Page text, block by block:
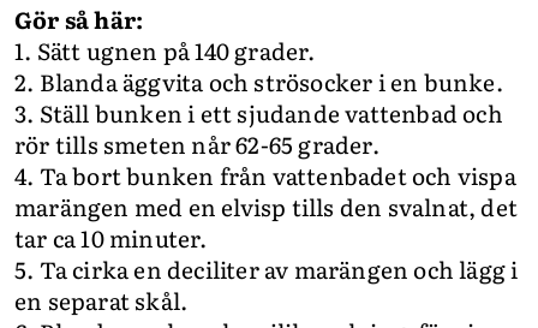
Gör så här:
1. Sätt ugnen på 140 grader.
2. Blanda äggvita och strösocker i en bunke.
3. Ställ bunken i ett sjudande vattenbad och
rör tills smeten når 62-65 grader.
4. Ta bort bunken från vattenbadet och vispa
marängen med en elvisp tills den svalnat, det
tar ca 10 minuter.
5. Ta cirka en deciliter av marängen och lägg i
en separat skål.